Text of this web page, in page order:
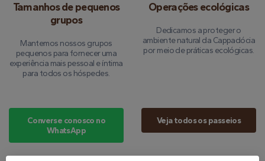
Tamanhos de pequenos
grupos
Mantemos nossos grupos
pequenos para fornecer uma
experiência mais pessoal e íntima
para todos os hóspedes.
Operações ecológicas
Dedicamos a proteger o
ambiente natural da Cappadócia
por meio de práticas ecológicas.
Converse conosco no
WhatsApp
Veja todos os passeios